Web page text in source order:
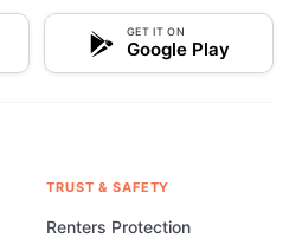
GET IT ON
Google Play
TRUST & SAFETY
Renters Protection